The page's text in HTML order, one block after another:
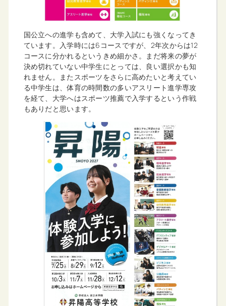
国公立への進学も含めて、大学入試にも強くなってき
ています。入学時には6コースですが、2年次からは12
コースに分かれるというきめ細かさ。まだ将来の夢が
決め切れていない中学生にとっては、良い選択かも知
れません。またスポーツをさらに高めたいと考えてい
る中学生は、体育の時間数の多いアスリート進学専攻
を経て、大学へはスポーツ推薦で入学するという作戦
もありだと思います。